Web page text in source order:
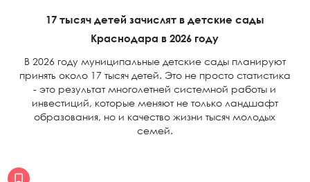
17 тысяч детей зачислят в детские сады
Краснодара в 2026 году
В 2026 году муниципальные детские сады планируют
принять около 17 тысяч детей. Это не просто статистика
- это результат многолетней системной работы и
инвестиций, которые меняют не только ландшафт
образования, но и качество жизни тысяч молодых
семей.